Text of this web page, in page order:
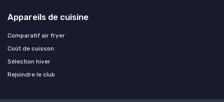
Appareils de cuisine
Comparatif air fryer
Coût de cuisson
Sélection hiver
Rejoindre le club